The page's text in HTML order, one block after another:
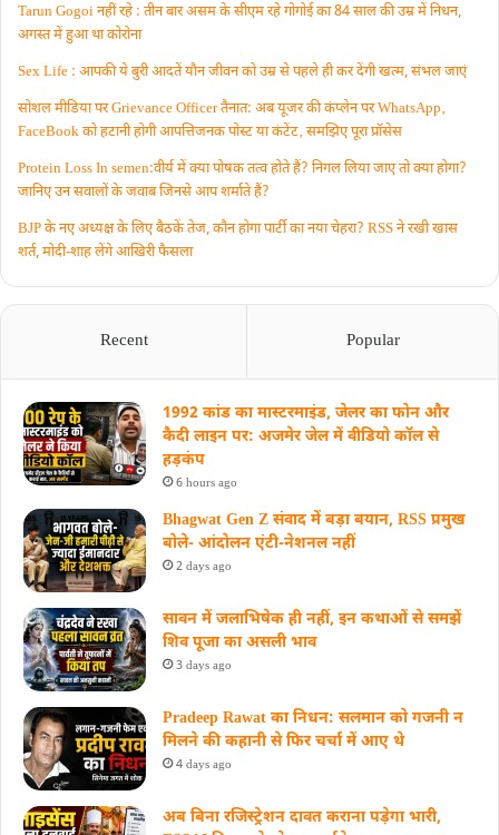
Tarun Gogoi नहीं रहे : तीन बार असम के सीएम रहे गोगोई का 84 साल की उम्र में निधन,
अगस्त में हुआ था कोरोना
Sex Life : आपकी ये बुरी आदतें याैन जीवन को उम्र से पहले ही कर देंगी खत्म, संभल जाएं
सोशल मीडिया पर Grievance Officer तैनात: अब यूजर की कंप्लेन पर WhatsApp‚
FaceBook को हटानी होगी आपत्तिजनक पोस्ट या कंटेंट‚ समझिए पूरा प्रॉसेस
Protein Loss In semen:वीर्य में क्या पोषक तत्व होते हैं? निगल लिया जाए तो क्या होगा?
जानिए उन सवालों के जवाब जिनसे आप शर्माते हैं?
BJP के नए अध्यक्ष के लिए बैठकें तेज, कौन होगा पार्टी का नया चेहरा? RSS ने रखी खास
शर्त, मोदी-शाह लेंगे आखिरी फैसला
Recent Popular
1992 कांड का मास्टरमाइंड, जेलर का फोन और
कैदी लाइन पर: अजमेर जेल में वीडियो कॉल से
हड़कंप
6 hours ago
Bhagwat Gen Z संवाद में बड़ा बयान, RSS प्रमुख
बोले- आंदोलन एंटी-नेशनल नहीं
2 days ago
सावन में जलाभिषेक ही नहीं, इन कथाओं से समझें
शिव पूजा का असली भाव
3 days ago
Pradeep Rawat का निधन: सलमान को गजनी न
मिलने की कहानी से फिर चर्चा में आए थे
4 days ago
अब बिना रजिस्ट्रेशन दावत कराना पड़ेगा भारी,